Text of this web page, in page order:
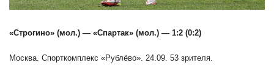
«Строгино» (мол.) — «Спартак» (мол.) — 1:2 (0:2)
Москва. Спорткомплекс «Рублёво». 24.09. 53 зрителя.